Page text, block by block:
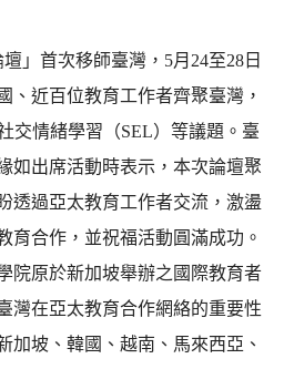
」首次移師臺灣，5月24至28日
、近百位教育工作者齊聚臺灣，
交情緒學習（SEL）等議題。臺
如出席活動時表示，本次論壇聚
透過亞太教育工作者交流，激盪
育合作，並祝福活動圓滿成功。
院原於新加坡舉辦之國際教育者
灣在亞太教育合作網絡的重要性
加坡、韓國、越南、馬來西亞、